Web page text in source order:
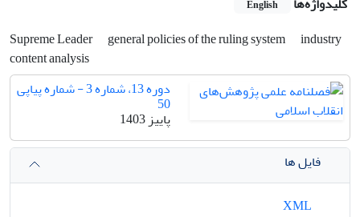
English
Supreme Leader general policies of the ruling system
industry
content analysis
دوره 13، شماره 3 - شماره پیاپی
50
پاییز 1403
فایل ها